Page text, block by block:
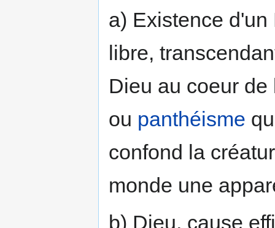
a) Existence
libre,
Dieu au coeur
ou panthéisme
confond la
monde une
b) Dieu, cause